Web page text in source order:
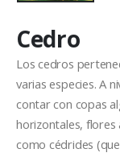
Cedro
Los cedros
varias especies. A
contar con copas
horizontales,
como cédrides